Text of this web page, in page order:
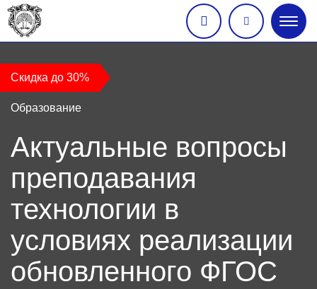
меню
Скидка до 30%
Образование
Актуальные вопросы
преподавания
технологии в
условиях реализации
обновленного ФГОС